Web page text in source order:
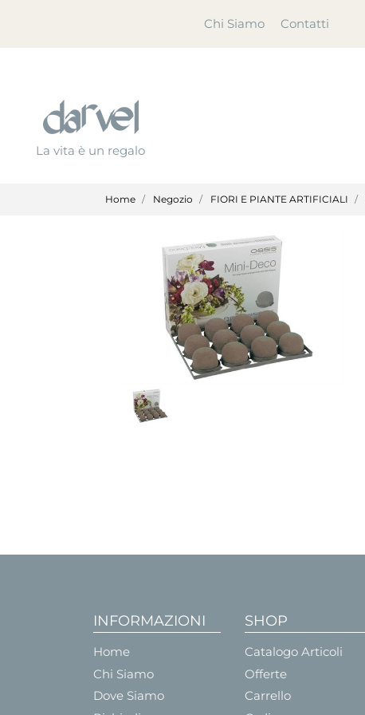
Chi Siamo Contatti
La vita è un regalo
Home Negozio FIORI E PIANTE ARTIFICIALI
INFORMAZIONI
Home
Chi Siamo
Dove Siamo
SHOP
Catalogo Articoli
Offerte
Carrello